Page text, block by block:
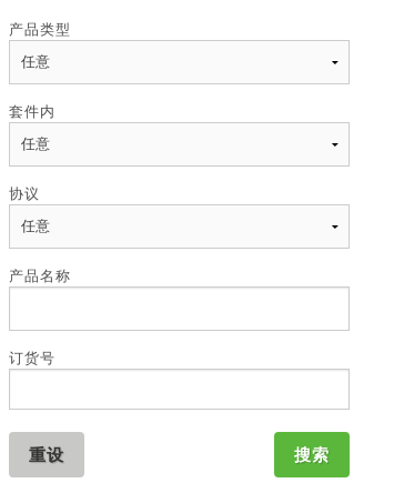
产品类型
套件内
协议
产品名称
订货号